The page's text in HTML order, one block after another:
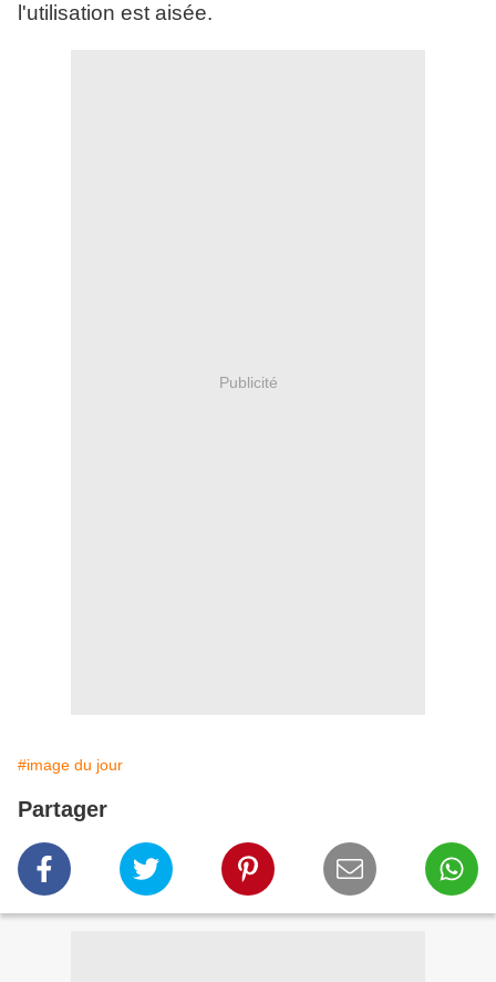
l'utilisation est aisée.
Publicité
#image du jour
Partager